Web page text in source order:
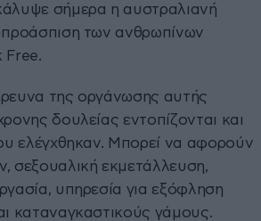
σήμερα η αυστραλιανή
των ανθρωπίνων
Free.
της οργάνωσης αυτής
δουλείας εντοπίζονται και
ελέγχθηκαν. Μπορεί να αφορούν
σεξουαλική εκμετάλλευση,
υπηρεσία για εξόφληση
καταναγκαστικούς γάμους.